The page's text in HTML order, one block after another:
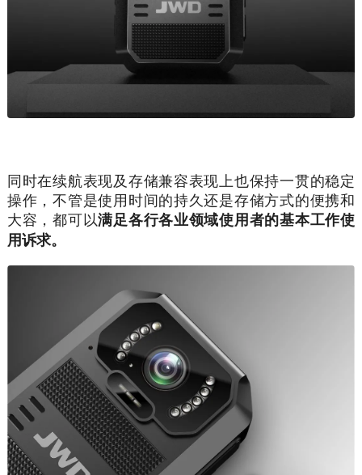
同时在续航表现及存储兼容表现上也保持一贯的稳定
操作，不管是使用时间的持久还是存储方式的便携和
大容，都可以满足各行各业领域使用者的基本工作使
用诉求。